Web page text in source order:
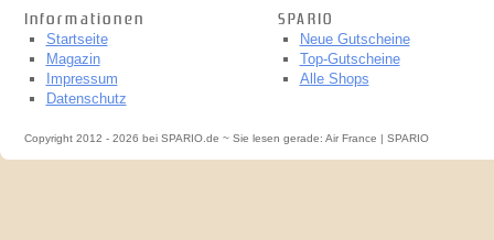
Informationen
Startseite
Magazin
Impressum
Datenschutz
SPARIO
Neue Gutscheine
Top-Gutscheine
Alle Shops
Copyright 2012 - 2026 bei SPARIO.de ~ Sie lesen gerade: Air France | SPARIO